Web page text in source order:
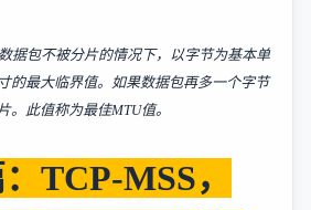
据包不被分片的情况下，以字节为基本单
的最大临界值。如果数据包再多一个字节
。此值称为最佳MTU值。
TCP-MSS，